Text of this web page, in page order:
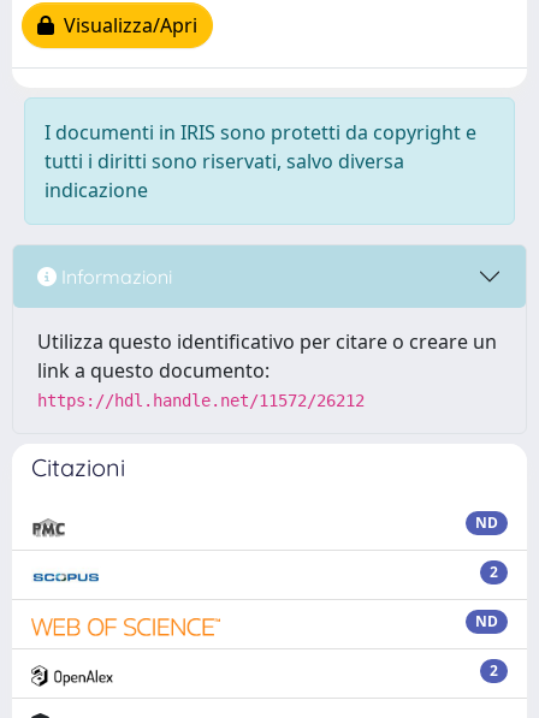
Visualizza/Apri
I documenti in IRIS sono protetti da copyright e
tutti i diritti sono riservati, salvo diversa
indicazione
Informazioni
Utilizza questo identificativo per citare o creare un
link a questo documento:
https://hdl.handle.net/11572/26212
Citazioni
ND
2
ND
2